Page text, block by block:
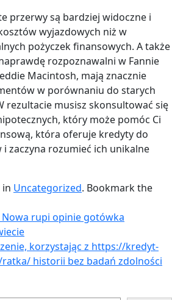
przerwy są bardziej widoczne i
wyjazdowych niż w
pożyczek finansowych. A także
rozpoznawalni w Fannie
Macintosh, mają znacznie
w porównaniu do starych
rezultacie musisz skonsultować się
który może pomóc Ci
która oferuje kredyty do
i zaczyna rozumieć ich unikalne
in Uncategorized. Bookmark the
Nowa rupi opinie gotówka
korzystając z https://kredyt-
historii bez badań zdolności